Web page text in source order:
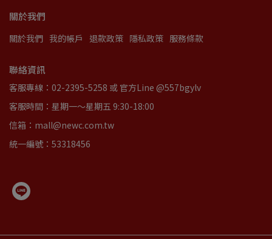
關於我們
關於我們 我的帳戶 退款政策 隱私政策 服務條款
聯絡資訊
客服專線：02-2395-5258 或 官方Line @557bgylv
客服時間：星期一～星期五 9:30-18:00
信箱：mall@newc.com.tw
統一編號：53318456